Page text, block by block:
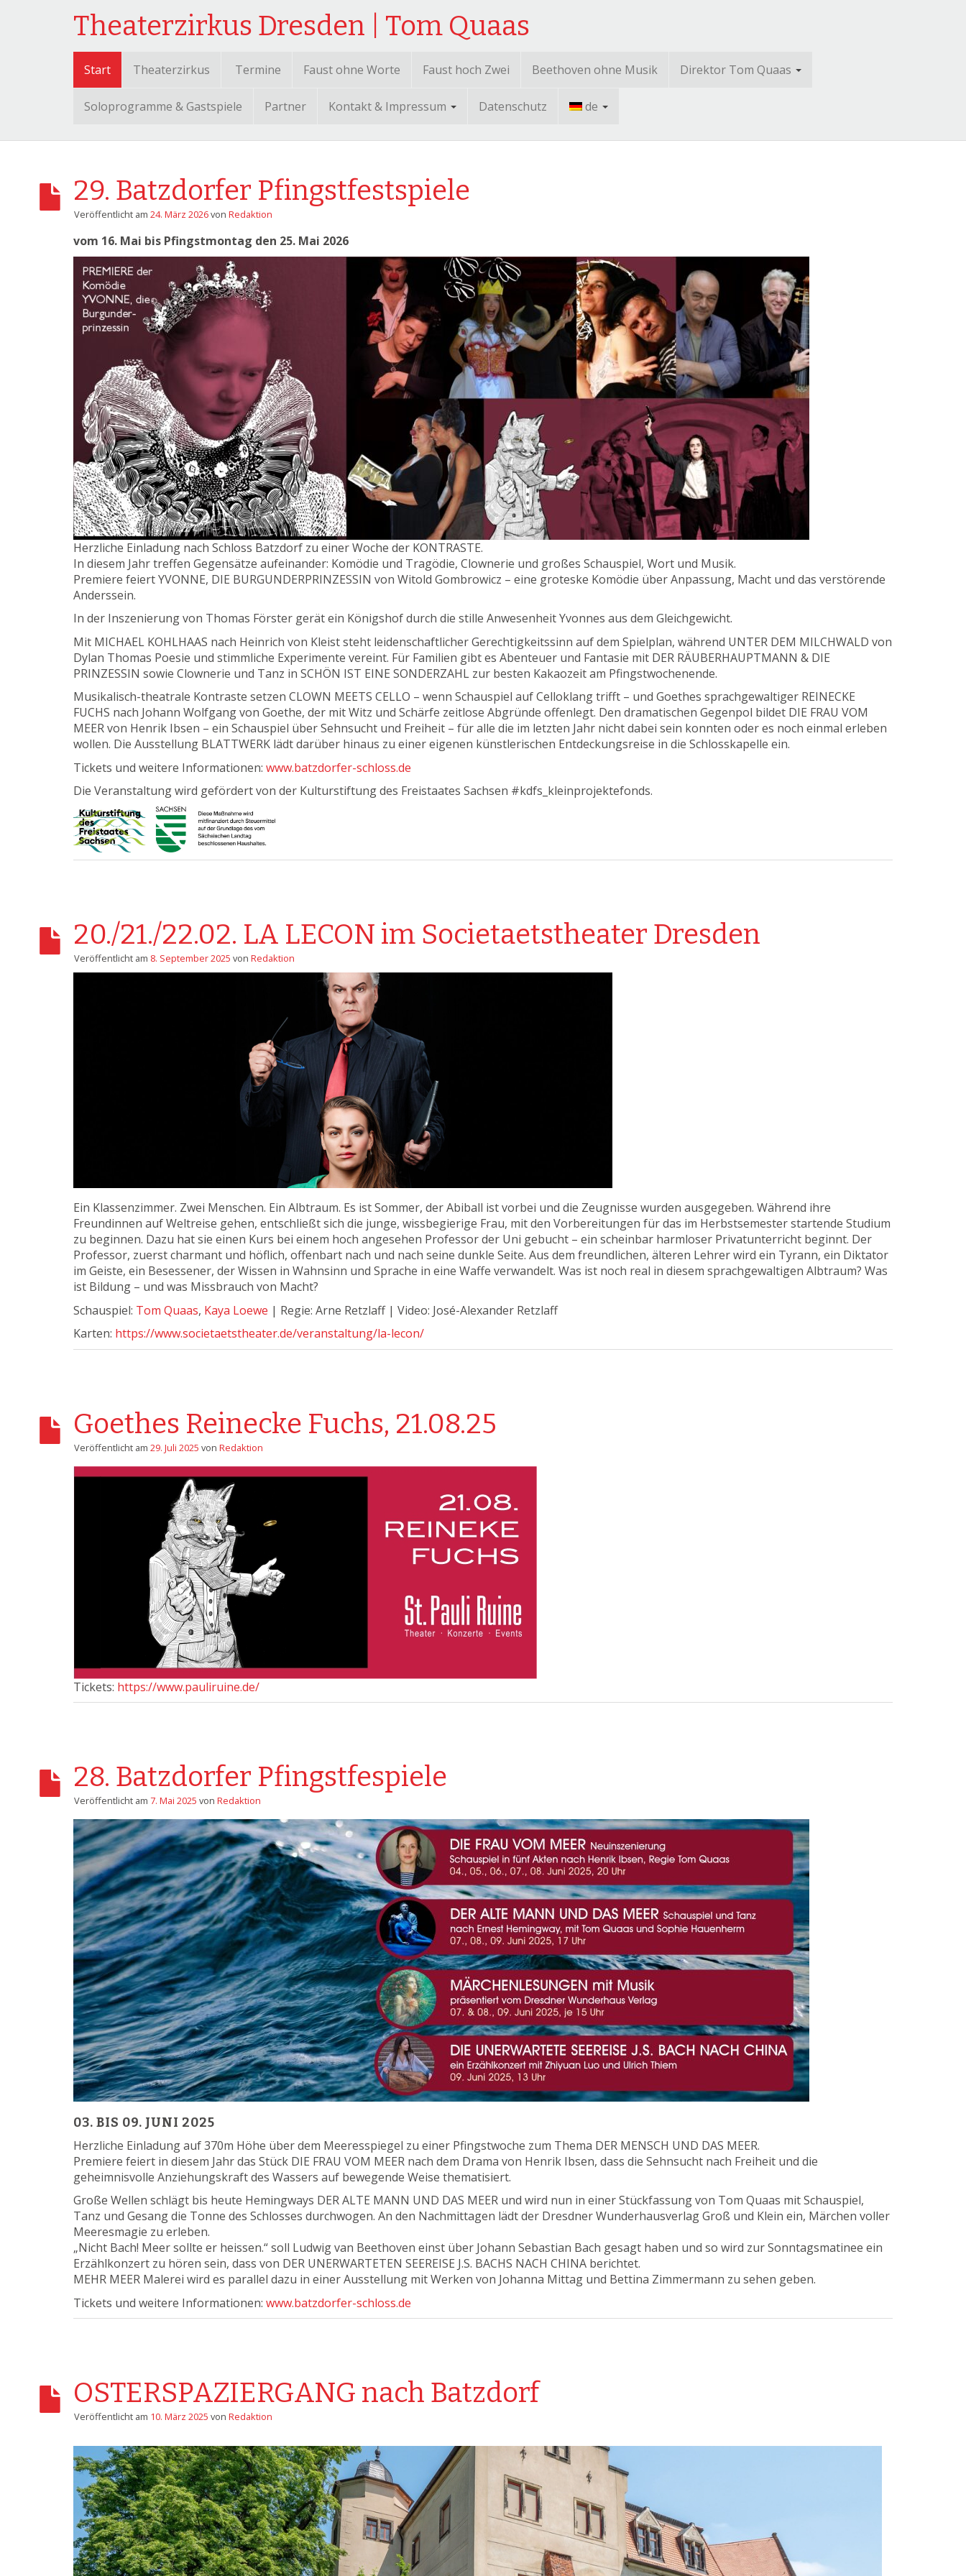
Theaterzirkus Dresden | Tom Quaas
Start Theaterzirkus Termine Faust ohne Worte Faust hoch Zwei Beethoven ohne Musik Direktor Tom Quaas
Soloprogramme & Gastspiele Partner Kontakt & Impressum Datenschutz de
29. Batzdorfer Pfingstfestspiele
Veröffentlicht am 24. März 2026von Redaktion
vom 16. Mai bis Pfingstmontag den 25. Mai 2026
Herzliche Einladung nach Schloss Batzdorf zu einer Woche der KONTRASTE.
In diesem Jahr treffen Gegensätze aufeinander: Komödie und Tragödie, Clownerie und großes Schauspiel, Wort und Musik.
Premiere feiert YVONNE, DIE BURGUNDERPRINZESSIN von Witold Gombrowicz – eine groteske Komödie über Anpassung, Macht und das verstörende
Anderssein.
In der Inszenierung von Thomas Förster gerät ein Königshof durch die stille Anwesenheit Yvonnes aus dem Gleichgewicht.
Mit MICHAEL KOHLHAAS nach Heinrich von Kleist steht leidenschaftlicher Gerechtigkeitssinn auf dem Spielplan, während UNTER DEM MILCHWALD von
Dylan Thomas Poesie und stimmliche Experimente vereint. Für Familien gibt es Abenteuer und Fantasie mit DER RÄUBERHAUPTMANN & DIE
PRINZESSIN sowie Clownerie und Tanz in SCHÖN IST EINE SONDERZAHL zur besten Kakaozeit am Pfingstwochenende.
Musikalisch-theatrale Kontraste setzen CLOWN MEETS CELLO – wenn Schauspiel auf Celloklang trifft – und Goethes sprachgewaltiger REINECKE
FUCHS nach Johann Wolfgang von Goethe, der mit Witz und Schärfe zeitlose Abgründe offenlegt. Den dramatischen Gegenpol bildet DIE FRAU VOM
MEER von Henrik Ibsen – ein Schauspiel über Sehnsucht und Freiheit – für alle die im letzten Jahr nicht dabei sein konnten oder es noch einmal erleben
wollen. Die Ausstellung BLATTWERK lädt darüber hinaus zu einer eigenen künstlerischen Entdeckungsreise in die Schlosskapelle ein.
Tickets und weitere Informationen: www.batzdorfer-schloss.de
Die Veranstaltung wird gefördert von der Kulturstiftung des Freistaates Sachsen #kdfs_kleinprojektefonds.
20./21./22.02. LA LECON im Societaetstheater Dresden
Veröffentlicht am 8. September 2025 von Redaktion
Ein Klassenzimmer. Zwei Menschen. Ein Albtraum. Es ist Sommer, der Abiball ist vorbei und die Zeugnisse wurden ausgegeben. Während ihre
Freundinnen auf Weltreise gehen, entschließt sich die junge, wissbegierige Frau, mit den Vorbereitungen für das im Herbstsemester startende Studium
zu beginnen. Dazu hat sie einen Kurs bei einem hoch angesehen Professor der Uni gebucht – ein scheinbar harmloser Privatunterricht beginnt. Der
Professor, zuerst charmant und höflich, offenbart nach und nach seine dunkle Seite. Aus dem freundlichen, älteren Lehrer wird ein Tyrann, ein Diktator
im Geiste, ein Besessener, der Wissen in Wahnsinn und Sprache in eine Waffe verwandelt. Was ist noch real in diesem sprachgewaltigen Albtraum? Was
ist Bildung – und was Missbrauch von Macht?
Schauspiel: Tom Quaas, Kaya Loewe | Regie: Arne Retzlaff | Video: José-Alexander Retzlaff
Karten: https://www.societaetstheater.de/veranstaltung/la-lecon/
Goethes Reinecke Fuchs, 21.08.25
Veröffentlicht am 29. Juli 2025 von Redaktion
Tickets: https://www.pauliruine.de/
28. Batzdorfer Pfingstfespiele
Veröffentlicht am 7. Mai 2025 von Redaktion
03. BIS 09. JUNI 2025
Herzliche Einladung auf 370m Höhe über dem Meeresspiegel zu einer Pfingstwoche zum Thema DER MENSCH UND DAS MEER.
Premiere feiert in diesem Jahr das Stück DIE FRAU VOM MEER nach dem Drama von Henrik Ibsen, dass die Sehnsucht nach Freiheit und die
geheimnisvolle Anziehungskraft des Wassers auf bewegende Weise thematisiert.
Große Wellen schlägt bis heute Hemingways DER ALTE MANN UND DAS MEER und wird nun in einer Stückfassung von Tom Quaas mit Schauspiel,
Tanz und Gesang die Tonne des Schlosses durchwogen. An den Nachmittagen lädt der Dresdner Wunderhausverlag Groß und Klein ein, Märchen voller
Meeresmagie zu erleben.
„Nicht Bach! Meer sollte er heissen.“ soll Ludwig van Beethoven einst über Johann Sebastian Bach gesagt haben und so wird zur Sonntagsmatinee ein
Erzählkonzert zu hören sein, dass von DER UNERWARTETEN SEEREISE J.S. BACHS NACH CHINA berichtet.
MEHR MEER Malerei wird es parallel dazu in einer Ausstellung mit Werken von Johanna Mittag und Bettina Zimmermann zu sehen geben.
Tickets und weitere Informationen: www.batzdorfer-schloss.de
OSTERSPAZIERGANG nach Batzdorf
Veröffentlicht am 10. März 2025 von Redaktion